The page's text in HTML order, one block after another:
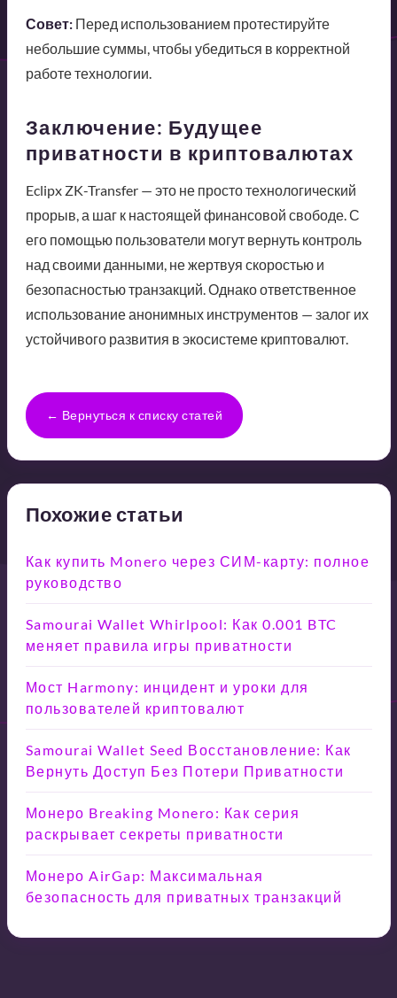
Совет:Перед использованием протестируйте
небольшие суммы, чтобы убедиться в корректной
работе технологии.
Заключение: Будущее
приватности в криптовалютах
Eclipx ZK-Transfer — это не просто технологический
прорыв, а шаг к настоящей финансовой свободе. С
его помощью пользователи могут вернуть контроль
над своими данными, не жертвуя скоростью и
безопасностью транзакций. Однако ответственное
использование анонимных инструментов — залог их
устойчивого развития в экосистеме криптовалют.
← Вернуться к списку статей
Похожие статьи
Как купить Monero через СИМ-карту: полное
руководство
Samourai Wallet Whirlpool: Как 0.001 BTC
меняет правила игры приватности
Мост Harmony: инцидент и уроки для
пользователей криптовалют
Samourai Wallet Seed Восстановление: Как
Вернуть Доступ Без Потери Приватности
Монеро Breaking Monero: Как серия
раскрывает секреты приватности
Монеро AirGap: Максимальная
безопасность для приватных транзакций